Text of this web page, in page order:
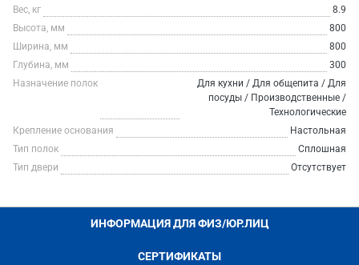
Вес, кг
8.9
Высота, мм
800
Ширина, мм
800
Глубина, мм
300
Назначение полок
Для кухни / Для общепита / Для
посуды / Производственные /
Технологические
Крепление основания
Настольная
Тип полок
Сплошная
Тип двери
Отсутствует
ИНФОРМАЦИЯ ДЛЯ ФИЗ/ЮР.ЛИЦ
СЕРТИФИКАТЫ